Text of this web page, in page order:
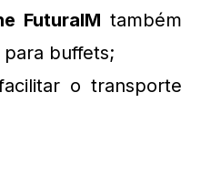
FuturaIM também
buffets;
o transporte